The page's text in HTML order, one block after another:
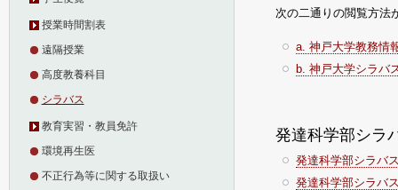
授業時間割表
遠隔授業
高度教養科目
シラバス
教育実習・教員免許
環境再生医
不正行為等に関する取扱い
次の二通りの閲覧方法
a. 神戸大学教務情
b. 神戸大学シラ
発達科学部シラ
発達科学部シラバ
発達科学部シラバ